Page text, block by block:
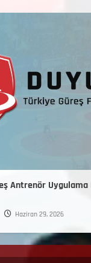
Antrenör
Haziran 29, 2026